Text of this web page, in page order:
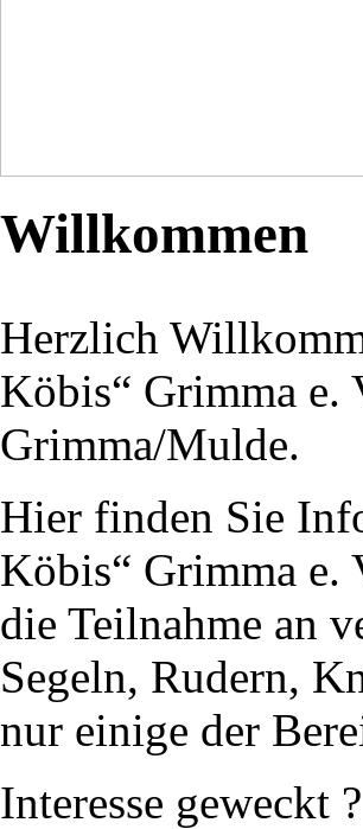
Willkommen
Herzlich
Köbis“ Grimma e.
Grimma/Mulde.
Hier finden Sie
Köbis“ Grimma e.
die Teilnahme an
Segeln, Rudern,
nur einige der
Interesse geweckt